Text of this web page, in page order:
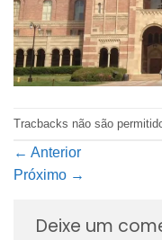
Tracbacks não são
← Anterior
Próximo →
Deixe um